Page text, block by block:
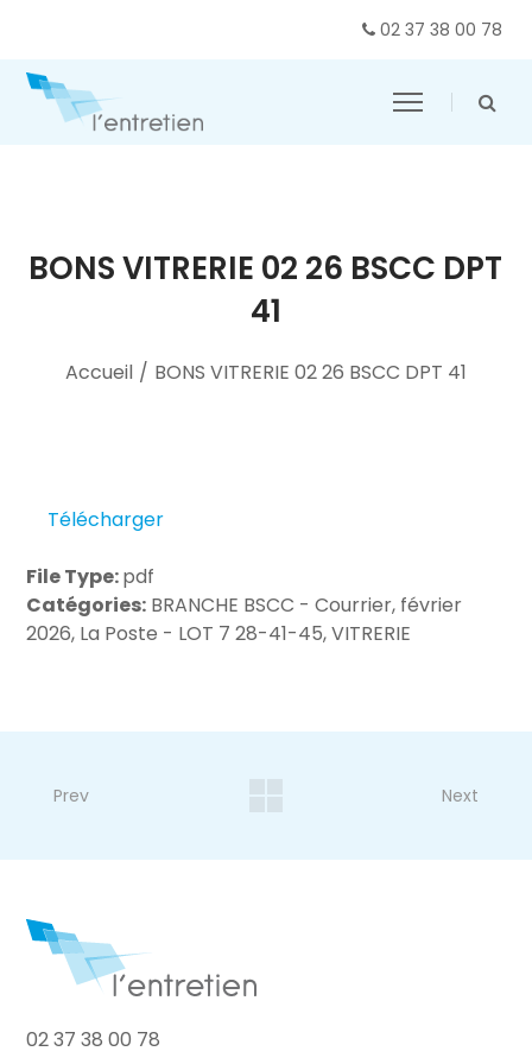
02 37 38 00 78
BONS VITRERIE 02 26 BSCC DPT
41
Accueil / BONS VITRERIE 02 26 BSCC DPT 41
Télécharger
File Type:pdf
Catégories: BRANCHE BSCC - Courrier, février
2026, La Poste - LOT 7 28-41-45, VITRERIE
Prev Next
02 37 38 00 78